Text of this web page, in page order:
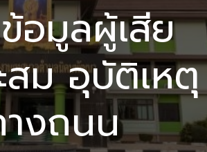
อมูลผู้เสีย
สม อุบัติเหตุ
งถนน